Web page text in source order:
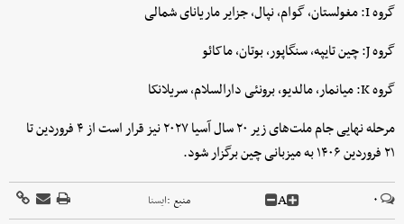
گروه I: مغولستان، گوام، نپال، جزایر ماریانای شمالی
گروه J: چین تایپه، سنگاپور، بوتان، ماکائو
گروه K: میانمار، مالدیو، برونئی دارالسلام، سریلانکا
مرحله نهایی جام ملت‌های زیر ۲۰ سال آسیا ۲۰۲۷ نیز قرار است از ۴ فروردین تا
۲۱ فروردین ۱۴۰۶ به میزبانی چین برگزار شود.
۰ A منبع :ایسنا